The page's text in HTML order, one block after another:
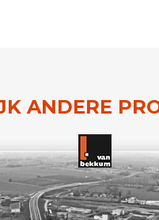
ANDERE